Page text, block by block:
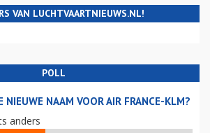
VAN LUCHTVAARTNIEUWS.NL!
POLL
NIEUWE NAAM VOOR AIR FRANCE-KLM?
anders